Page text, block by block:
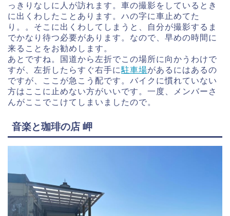
っきりなしに人が訪れます。車の撮影をしているとき
に出くわしたことあります。ハの字に車止めてた
り。。そこに出くわしてしまうと、自分が撮影するま
でかなり待つ必要があります。なので、早めの時間に
来ることをお勧めします。
あとですね。国道から左折でこの場所に向かうわけで
すが、左折したらすぐ右手に駐車場があるにはあるの
ですが、ここが急こう配です。バイクに慣れていない
方はここに止めない方がいいです。一度、メンバーさ
んがここでこけてしまいましたので。
音楽と珈琲の店 岬